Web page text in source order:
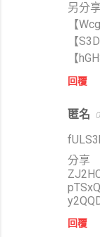
另分享
【
【
【
回覆
匿名
分享
回覆